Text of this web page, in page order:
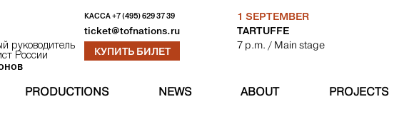
руководитель
России
КАССА+7 (495) 629 37 39
ticket@tofnations.ru
КУПИТЬ БИЛЕТ
1 SEPTEMBER
TARTUFFE
7 p.m. / Main stage
PRODUCTIONS NEWS ABOUT PROJECTS